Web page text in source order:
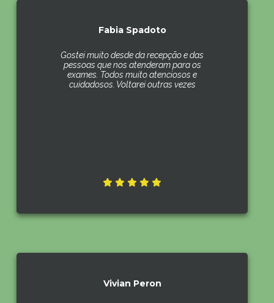
Fabia Spadoto
Gostei muito desde da recepção e das
pessoas que nos atenderam para os
exames. Todos muito atenciosos e
cuidadosos. Voltarei outras vezes
Vivian Peron